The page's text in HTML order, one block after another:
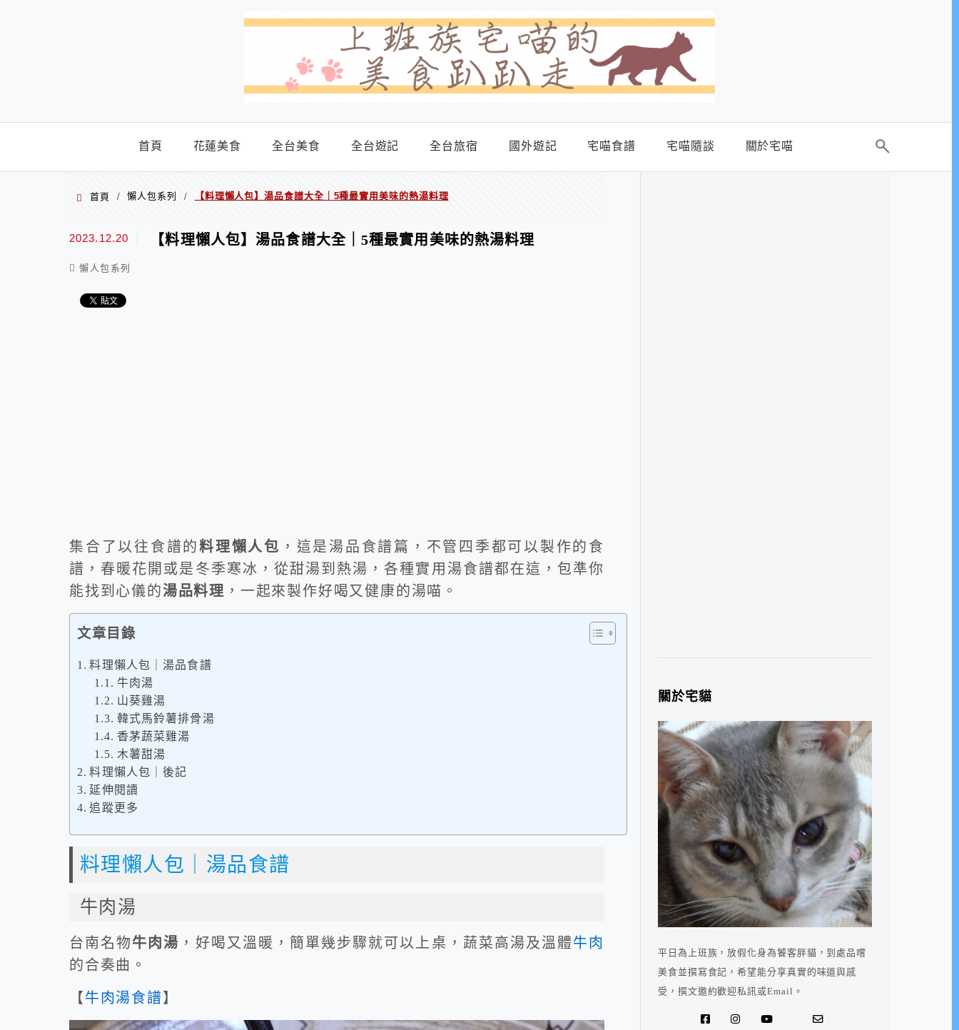
首頁 花蓮美食 全台美食 全台遊記 全台旅宿 國外遊記 宅喵食譜 宅喵隨談 關於宅喵
首頁 / 懶人包系列 / 【料理懶人包】湯品食譜大全｜5種最實用美味的熱湯料理
2023.12.20 【料理懶人包】湯品食譜大全｜5種最實用美味的熱湯料理
懶人包系列
集合了以往食譜的料理懶人包 ，這是湯品食譜篇，不管四季都可以製作的食
譜，春暖花開或是冬季寒冰，從甜湯到熱湯，各種實用湯食譜都在這，包準你
能找到心儀的湯品料理 ，一起來製作好喝又健康的湯喵。
文章目錄
料理懶人包｜湯品食譜
牛肉湯
山葵雞湯
韓式馬鈴薯排骨湯
香茅蔬菜雞湯
木薯甜湯
料理懶人包｜後記
延伸閱讀
追蹤更多
料理懶人包｜湯品食譜
牛肉湯
台南名物牛肉湯 ，好喝又溫暖，簡單幾步驟就可以上桌，蔬菜高湯及溫體牛肉
的合奏曲。
【 牛肉湯食譜】
關於宅貓
平日為上班族，放假化身為饕客胖貓，到處品嚐
美食並撰寫食記，希望能分享真實的味道與感
受，撰文邀約歡迎私訊或Email。